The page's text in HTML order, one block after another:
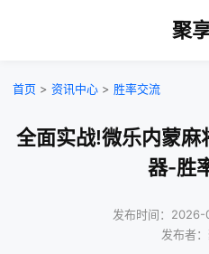
聚
首页 > 资讯中心 > 胜率交流
全面实战!微乐内蒙麻
器-胜
发布时间：
发布者